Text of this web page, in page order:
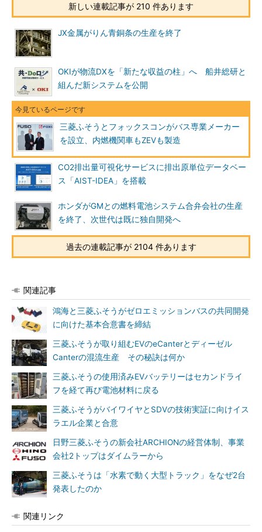
新しい連載記事が 210 件あります
JX金属がりん青銅条の生産を終了
OKIが物流DXを「新たな収益の柱」へ 船井総研と
組んだ新システムを公開
三菱ふそうとフォックスコンがバス専業メーカー
を設立、内燃機関車もZEVも製造
CO2排出量可視化サービスに排出原単位データベー
ス「AIST-IDEA」を搭載
ホンダがGMとの燃料電池システム合弁会社の生産
を終了、次世代は既に独自開発へ
過去の連載記事が 2104 件あります
関連記事
鴻海と三菱ふそうがゼロエミッションバスの共同開発
に向けた基本合意書を締結
三菱ふそうが取り組むEVのeCanterとディーゼル
Canterの混流生産 その秘訣は何か
三菱ふそうの使用済みEVバッテリーはセカンドライ
フを経て再び電池材料に戻る
三菱ふそうがバイワイヤとSDVの技術実証に向けイス
ラエル企業と合意
日野三菱ふそうの新会社ARCHIONの経営体制、事業
会社2トップはダイムラーから
三菱ふそうは「水素で動く大型トラック」をなぜ2台
発表したのか
関連リンク